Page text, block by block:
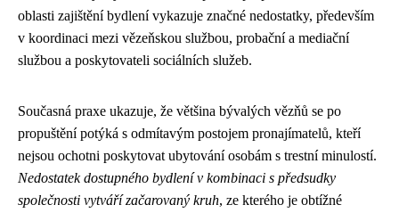
oblasti zajištění bydlení vykazuje značné nedostatky, především
v koordinaci mezi vězeňskou službou, probační a mediační
službou a poskytovateli sociálních služeb.
Současná praxe ukazuje, že většina bývalých vězňů se po
propuštění potýká s odmítavým postojem pronajímatelů, kteří
nejsou ochotni poskytovat ubytování osobám s trestní minulostí.
Nedostatek dostupného bydlení v kombinaci s předsudky
společnosti vytváří začarovaný kruh, ze kterého je obtížné